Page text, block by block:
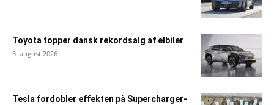
Toyota topper dansk rekordsalg af elbiler
3. august 2026
Tesla fordobler effekten på Supercharger-